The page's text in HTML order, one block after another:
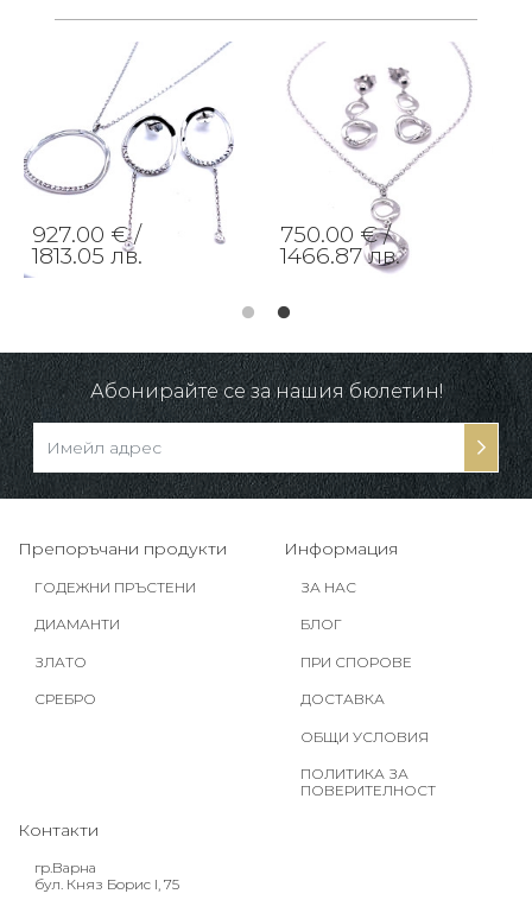
927.00 € /
1813.05 лв.
750.00 € /
1466.87 лв.
Абонирайте се за нашия бюлетин!
Препоръчани продукти
ГОДЕЖНИ ПРЪСТЕНИ
ДИАМАНТИ
ЗЛАТО
СРЕБРО
Информация
ЗА НАС
БЛОГ
ПРИ СПОРОВЕ
ДОСТАВКА
ОБЩИ УСЛОВИЯ
ПОЛИТИКА ЗА
ПОВЕРИТЕЛНОСТ
Контакти
гр.Варна
бул. Княз Борис I, 75